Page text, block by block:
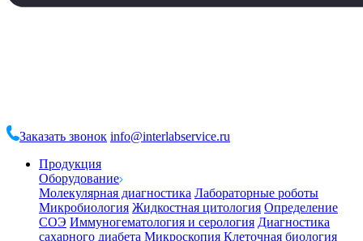
Заказать звонок info@interlabservice.ru
Продукция
Оборудование
Молекулярная диагностика Лабораторные роботы
Микробиология Жидкостная цитология Определение
СОЭ Иммуногематология и серология Диагностика
сахарного диабета Микроскопия Клеточная биология